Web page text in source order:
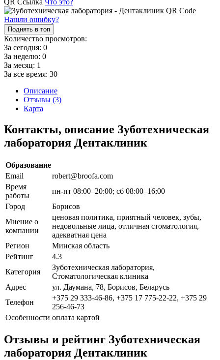
Нашли ошибку?
Поднять в топ
Количество просмотров:
За сегодня: 0
За неделю: 0
За месяц: 1
За все время: 30
Описание
Отзывы (3)
Карта
Контакты, описание Зуботехническая
лаборатория Дентаклиник
Образование
Email
robert@broofa.com
Время
работы
пн-пт 08:00–20:00; сб 08:00–16:00
Город
Борисов
Мнение о
компании
ценовая политика, приятный человек, зубы,
недовольные лица, отличная стоматология,
адекватная цена
Регион
Минская область
Рейтинг
4.3
Категория
Зуботехническая лаборатория,
Стоматологическая клиника
Адрес
ул. Даумана, 78, Борисов, Беларусь
Телефон
+375 29 333-46-86, +375 17 775-22-22, +375 29
256-46-73
Особенности оплата картой
Отзывы и рейтинг Зуботехническая
лаборатория Дентаклиник